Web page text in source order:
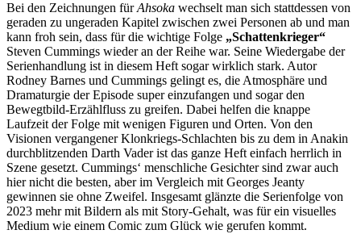
Bei den Zeichnungen fürAhsoka wechselt man sich stattdessen von
geraden zu ungeraden Kapitel zwischen zwei Personen ab und man
kann froh sein, dass für die wichtige Folge „Schattenkrieger“
Steven Cummings wieder an der Reihe war. Seine Wiedergabe der
Serienhandlung ist in diesem Heft sogar wirklich stark. Autor
Rodney Barnes und Cummings gelingt es, die Atmosphäre und
Dramaturgie der Episode super einzufangen und sogar den
Bewegtbild-Erzählfluss zu greifen. Dabei helfen die knappe
Laufzeit der Folge mit wenigen Figuren und Orten. Von den
Visionen vergangener Klonkriegs-Schlachten bis zu dem in Anakin
durchblitzenden Darth Vader ist das ganze Heft einfach herrlich in
Szene gesetzt. Cummings‘ menschliche Gesichter sind zwar auch
hier nicht die besten, aber im Vergleich mit Georges Jeanty
gewinnen sie ohne Zweifel. Insgesamt glänzte die Serienfolge von
2023 mehr mit Bildern als mit Story-Gehalt, was für ein visuelles
Medium wie einem Comic zum Glück wie gerufen kommt.